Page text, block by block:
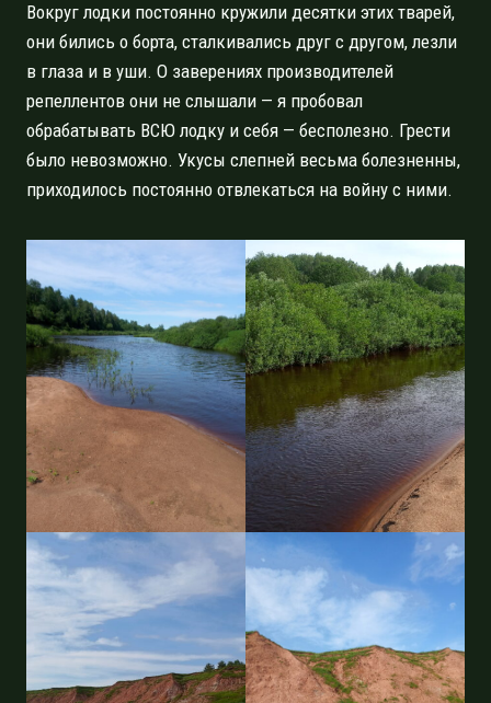
Вокруг лодки постоянно кружили десятки этих тварей,
они бились о борта, сталкивались друг с другом, лезли
в глаза и в уши. О заверениях производителей
репеллентов они не слышали — я пробовал
обрабатывать ВСЮ лодку и себя — бесполезно. Грести
было невозможно. Укусы слепней весьма болезненны,
приходилось постоянно отвлекаться на войну с ними.